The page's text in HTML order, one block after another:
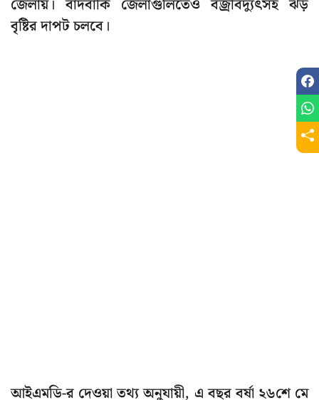
জেলায়। বাদবাকি জেলাগুলিতেও বজ্রবিদ্যুৎসহ ঝড়
বৃষ্টির দাপট চলবে।
আইএমডি-র দেওয়া তথ্য অনুযায়ী, এ বছর বর্ষা ২৬শে মে